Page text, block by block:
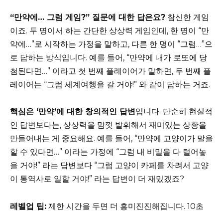
“만약에… 그럼 게임?” 질문에 대한 답은요? 참신한 게임
이죠. 두 명이서 하는 간단한 상상력 게임인데, 한 명이 “만
약에…”로 시작하는 가정을 말하고, 다른 한 명이 “그럼…”으
로 답하는 방식입니다. 예를 들어, “만약에 내가 로또에 당
첨된다면…” 이라고 첫 번째 플레이어가 말하면, 두 번째 플
레이어는 “그럼 세계여행을 갈 거야!” 와 같이 답하는 거죠.
핵심은 ‘만약’에 대한 창의적인 답변입니다. 단순히 현실적
인 답변보다는, 상상력을 맘껏 발휘해서 재미있는 상황을
만들어내는 게 중요해요. 예를 들어, “만약에 고양이가 말을
할 수 있다면…” 이라는 가정에 “그럼 내 비밀을 다 털어놓
을 거야!” 라는 답변보다 “그럼 고양이 카페를 차려서 고양
이 통역사로 일할 거야!” 라는 답변이 더 재밌겠죠?
레벨업 팁: 제한 시간을 두면 더 흥미진진해집니다. 10초